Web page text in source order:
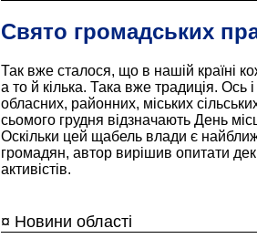
Свято громадських
Так вже сталося, що в нашій країні
а то й кілька. Така вже традиція. Ось
обласних, районних, міських
сьомого грудня відзначають День
Оскільки цей щабель влади є
громадян, автор вирішив опитати
активістів.
¤ Новини області